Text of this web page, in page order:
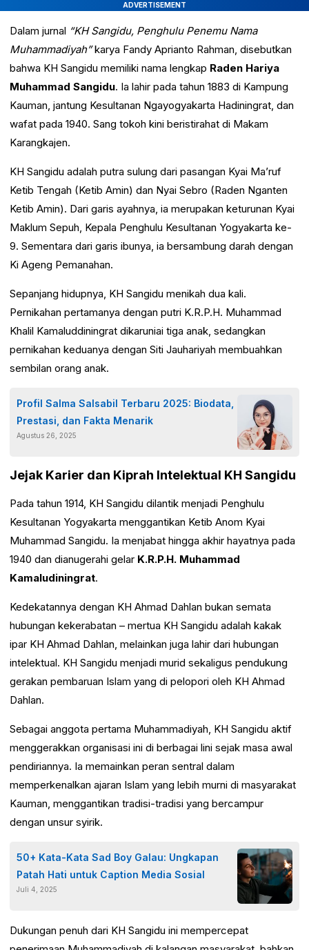
ADVERTISEMENT
Dalam jurnal “KH Sangidu, Penghulu Penemu Nama
Muhammadiyah”karya Fandy Aprianto Rahman, disebutkan
bahwa KH Sangidu memiliki nama lengkap Raden Hariya
Muhammad Sangidu. Ia lahir pada tahun 1883 di Kampung
Kauman, jantung Kesultanan Ngayogyakarta Hadiningrat, dan
wafat pada 1940. Sang tokoh kini beristirahat di Makam
Karangkajen.
KH Sangidu adalah putra sulung dari pasangan Kyai Ma’ruf
Ketib Tengah (Ketib Amin) dan Nyai Sebro (Raden Nganten
Ketib Amin). Dari garis ayahnya, ia merupakan keturunan Kyai
Maklum Sepuh, Kepala Penghulu Kesultanan Yogyakarta ke-
9. Sementara dari garis ibunya, ia bersambung darah dengan
Ki Ageng Pemanahan.
Sepanjang hidupnya, KH Sangidu menikah dua kali.
Pernikahan pertamanya dengan putri K.R.P.H. Muhammad
Khalil Kamaluddiningrat dikaruniai tiga anak, sedangkan
pernikahan keduanya dengan Siti Jauhariyah membuahkan
sembilan orang anak.
Profil Salma Salsabil Terbaru 2025: Biodata,
Prestasi, dan Fakta Menarik
Agustus 26, 2025
Jejak Karier dan Kiprah Intelektual KH Sangidu
Pada tahun 1914, KH Sangidu dilantik menjadi Penghulu
Kesultanan Yogyakarta menggantikan Ketib Anom Kyai
Muhammad Sangidu. Ia menjabat hingga akhir hayatnya pada
1940 dan dianugerahi gelar K.R.P.H. Muhammad
Kamaludiningrat.
Kedekatannya dengan KH Ahmad Dahlan bukan semata
hubungan kekerabatan – mertua KH Sangidu adalah kakak
ipar KH Ahmad Dahlan, melainkan juga lahir dari hubungan
intelektual. KH Sangidu menjadi murid sekaligus pendukung
gerakan pembaruan Islam yang di pelopori oleh KH Ahmad
Dahlan.
Sebagai anggota pertama Muhammadiyah, KH Sangidu aktif
menggerakkan organisasi ini di berbagai lini sejak masa awal
pendiriannya. Ia memainkan peran sentral dalam
memperkenalkan ajaran Islam yang lebih murni di masyarakat
Kauman, menggantikan tradisi-tradisi yang bercampur
dengan unsur syirik.
50+ Kata-Kata Sad Boy Galau: Ungkapan
Patah Hati untuk Caption Media Sosial
Juli 4, 2025
Dukungan penuh dari KH Sangidu ini mempercepat